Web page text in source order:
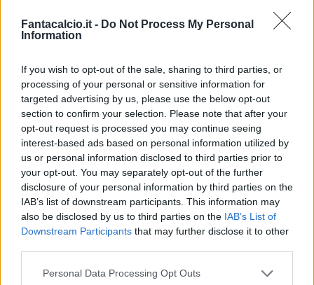
Fantacalcio.it - Do Not Process My Personal
Information
If you wish to opt-out of the sale, sharing to third parties, or
processing of your personal or sensitive information for
targeted advertising by us, please use the below opt-out
section to confirm your selection. Please note that after your
opt-out request is processed you may continue seeing
interest-based ads based on personal information utilized by
us or personal information disclosed to third parties prior to
your opt-out. You may separately opt-out of the further
disclosure of your personal information by third parties on the
IAB’s list of downstream participants. This information may
also be disclosed by us to third parties on the IAB’s List of
Downstream Participants that may further disclose it to other
Personal Data Processing Opt Outs
Classic Mantra
Riepilogo stagione
Titolare 18 - 47%
Entrato 5 - 13 %
Squalificato 0 - 0%
Infortunato 0 - 0%